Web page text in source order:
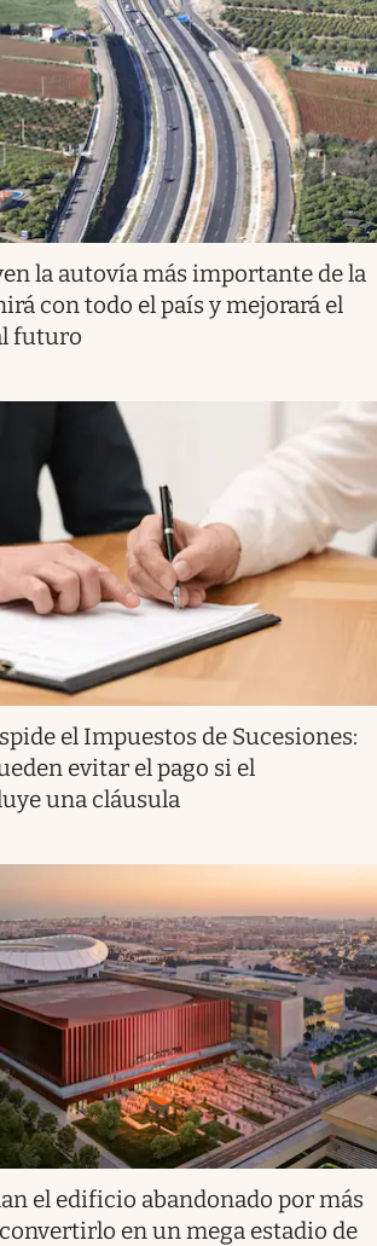
la autovía más importante de la
con todo el país y mejorará el
futuro
el Impuestos de Sucesiones:
evitar el pago si el
una cláusula
el edificio abandonado por más
convertirlo en un mega estadio de